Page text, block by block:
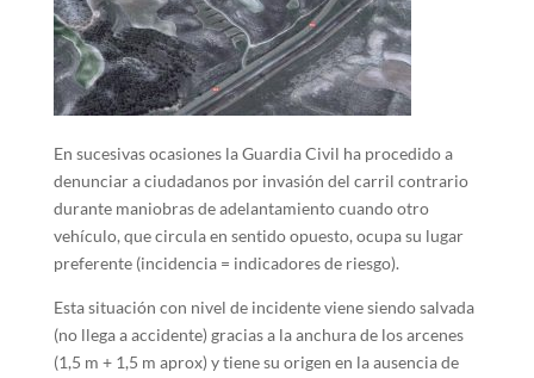
En sucesivas ocasiones la Guardia Civil ha procedido a
denunciar a ciudadanos por invasión del carril contrario
durante maniobras de adelantamiento cuando otro
vehículo, que circula en sentido opuesto, ocupa su lugar
preferente (incidencia = indicadores de riesgo).
Esta situación con nivel de incidente viene siendo salvada
(no llega a accidente) gracias a la anchura de los arcenes
(1,5 m + 1,5 m aprox) y tiene su origen en la ausencia de